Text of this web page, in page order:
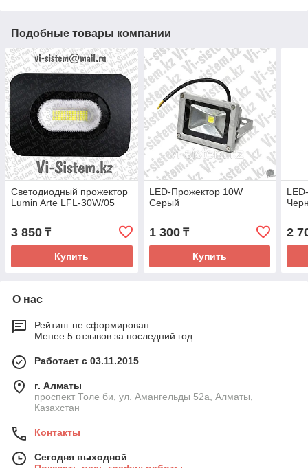
Подобные товары компании
Светодиодный прожектор
Lumin Arte LFL-30W/05
3 850 ₸
Купить
LED-Прожектор 10W
Серый
1 300₸
Купить
2
О нас
Рейтинг не сформирован
Менее 5 отзывов за последний год
Работает с 03.11.2015
г. Алматы
проспект Толе би, ул. Амангельды 52а, Алматы,
Казахстан
Контакты
Сегодня выходной